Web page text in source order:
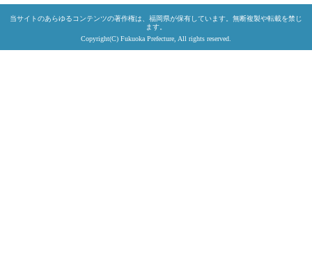
当サイトのあらゆるコンテンツの著作権は、福岡県が保有しています。無断複製や転載を禁じ
ます。
Copyright(C) Fukuoka Prefecture, All rights reserved.